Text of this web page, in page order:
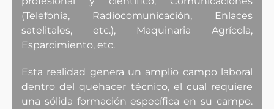
(Telefonía, Radiocomunicación, Enlaces
satelitales, etc.), Maquinaria Agrícola,
Esparcimiento, etc.
Esta realidad genera un amplio campo laboral
dentro del quehacer técnico, el cual requiere
una sólida formación específica en su campo.